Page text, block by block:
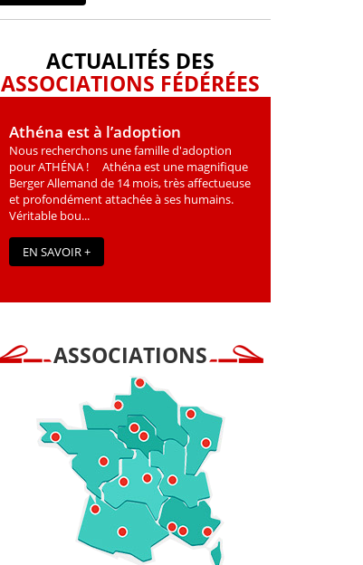
ACTUALITÉS DES
ASSOCIATIONS FÉDÉRÉES
Athéna est à l’adoption
Nous recherchons une famille d'adoption
pour ATHÉNA ! Athéna est une magniﬁque
Berger Allemand de 14 mois, très affectueuse
et profondément attachée à ses humains.
Véritable bou...
EN SAVOIR +
ASSOCIATIONS